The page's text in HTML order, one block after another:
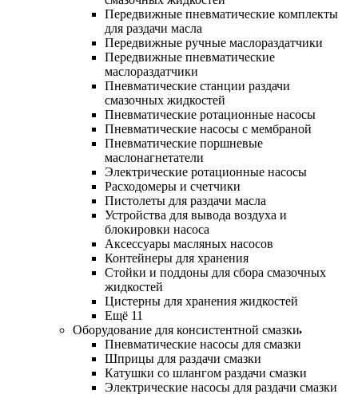
Передвижные пневматические комплекты
для раздачи масла
Передвижные ручные маслораздатчики
Передвижные пневматические
маслораздатчики
Пневматические станции раздачи
смазочных жидкостей
Пневматические ротационные насосы
Пневматические насосы с мембраной
Пневматические поршневые
маслонагнетатели
Электрические ротационные насосы
Расходомеры и счетчики
Пистолеты для раздачи масла
Устройства для вывода воздуха и
блокировки насоса
Аксессуары масляных насосов
Контейнеры для хранения
Стойки и поддоны для сбора смазочных
жидкостей
Цистерны для хранения жидкостей
Ещё 11
Оборудование для консистентной смазки
Пневматические насосы для смазки
Шприцы для раздачи смазки
Катушки со шлангом раздачи смазки
Электрические насосы для раздачи смазки